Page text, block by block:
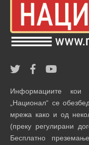
Информациите
„Национал“ се
мрежа како и од
(преку регулирани
Бесплатно